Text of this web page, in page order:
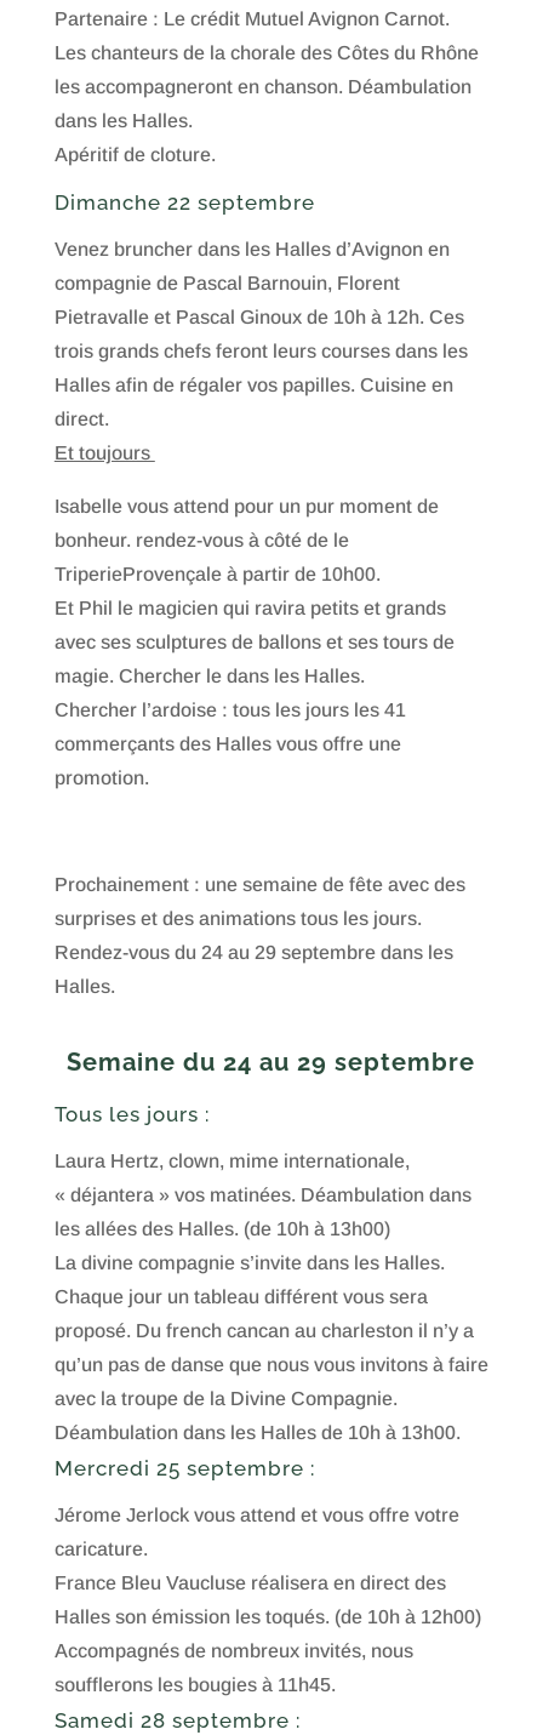
Partenaire : Le crédit Mutuel Avignon Carnot.
Les chanteurs de la chorale des Côtes du Rhône
les accompagneront en chanson. Déambulation
dans les Halles.
Apéritif de cloture.
Dimanche 22 septembre
Venez bruncher dans les Halles d’Avignon en
compagnie de Pascal Barnouin, Florent
Pietravalle et Pascal Ginoux de 10h à 12h. Ces
trois grands chefs feront leurs courses dans les
Halles afin de régaler vos papilles. Cuisine en
direct.
Et toujours
Isabelle vous attend pour un pur moment de
bonheur. rendez-vous à côté de le
TriperieProvençale à partir de 10h00.
Et Phil le magicien qui ravira petits et grands
avec ses sculptures de ballons et ses tours de
magie. Chercher le dans les Halles.
Chercher l’ardoise : tous les jours les 41
commerçants des Halles vous offre une
promotion.
Prochainement : une semaine de fête avec des
surprises et des animations tous les jours.
Rendez-vous du 24 au 29 septembre dans les
Halles.
Semaine du 24 au 29 septembre
Tous les jours :
Laura Hertz, clown, mime internationale,
« déjantera » vos matinées. Déambulation dans
les allées des Halles. (de 10h à 13h00)
La divine compagnie s’invite dans les Halles.
Chaque jour un tableau différent vous sera
proposé. Du french cancan au charleston il n’y a
qu’un pas de danse que nous vous invitons à faire
avec la troupe de la Divine Compagnie.
Déambulation dans les Halles de 10h à 13h00.
Mercredi 25 septembre :
Jérome Jerlock vous attend et vous offre votre
caricature.
France Bleu Vaucluse réalisera en direct des
Halles son émission les toqués. (de 10h à 12h00)
Accompagnés de nombreux invités, nous
soufflerons les bougies à 11h45.
Samedi 28 septembre :